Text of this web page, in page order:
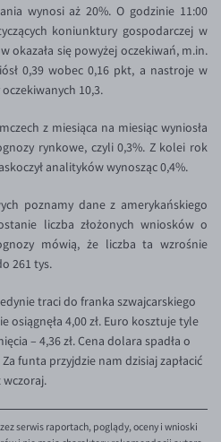
wynosi aż 20%. O godzinie 11:00
koniunktury gospodarczej w
okazała się powyżej oczekiwań, m.in.
0,39 wobec 0,16 pkt, a nastroje w
10,3.
z miesiąca na miesiąc wyniosła
rynkowe, czyli 0,3%. Z kolei rok
analityków wynosząc 0,4%.
poznamy dane z amerykańskiego
liczba złożonych wniosków o
mówią, że liczba ta wzrośnie
261 tys.
traci do franka szwajcarskiego
osiągnęła 4,00 zł. Euro kosztuje tyle
– 4,36 zł. Cena dolara spadła o
funta przyjdzie nam dzisiaj zapłacić
wczoraj.
serwis raportach, poglądy, oceny i wnioski